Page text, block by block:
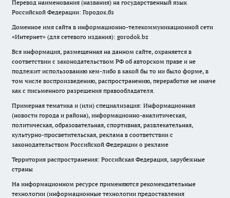
Перевод наименования (названия) на государственный язык
Российской Федерации: Городок.бз
Доменное имя сайта в информационно-телекоммуникационной сети
«Интернет» (для сетевого издания): gorodok.bz
Вся информация, размещенная на данном сайте, охраняется в
соответствии с законодательством РФ об авторском праве и не
подлежит использованию кем-либо в какой бы то ни было форме, в
том числе воспроизведению, распространению, переработке не иначе
как с письменного разрешения правообладателя.
Примерная тематика и (или) специализация: Информационная
(новости города и района), информационно-аналитическая,
политическая, образовательная, спортивная, развлекательная,
культурно-просветительская, реклама в соответствии с
законодательством Российской Федерации о рекламе
Территория распространения: Российская Федерация, зарубежные
страны
На информационном ресурсе применяются рекомендательные
технологии (информационные технологии предоставления